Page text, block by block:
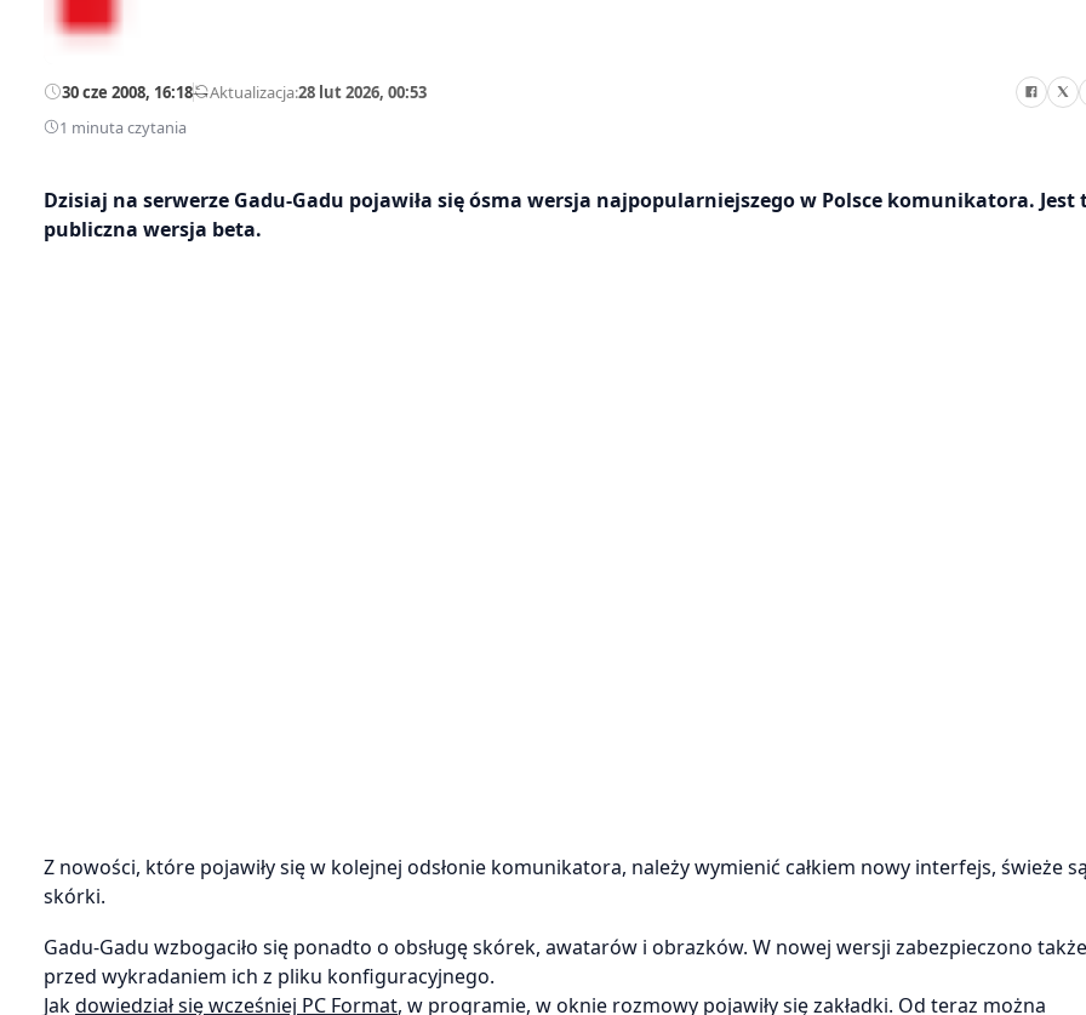
30 cze 2008, 16:18—Aktualizacja:28 lut 2026, 00:53
1 minuta czytania
Dzisiaj na serwerze Gadu-Gadu pojawiła się ósma wersja najpopularniejszego w Polsce komunikatora. Jest
publiczna wersja beta.
Z nowości, które pojawiły się w kolejnej odsłonie komunikatora, należy wymienić całkiem nowy interfejs, świeże
skórki.
Gadu-Gadu wzbogaciło się ponadto o obsługę skórek, awatarów i obrazków. W nowej wersji zabezpieczono także
przed wykradaniem ich z pliku konfiguracyjnego.
Jakdowiedział się wcześniej PC Format, w programie, w oknie rozmowy pojawiły się zakładki. Od teraz można